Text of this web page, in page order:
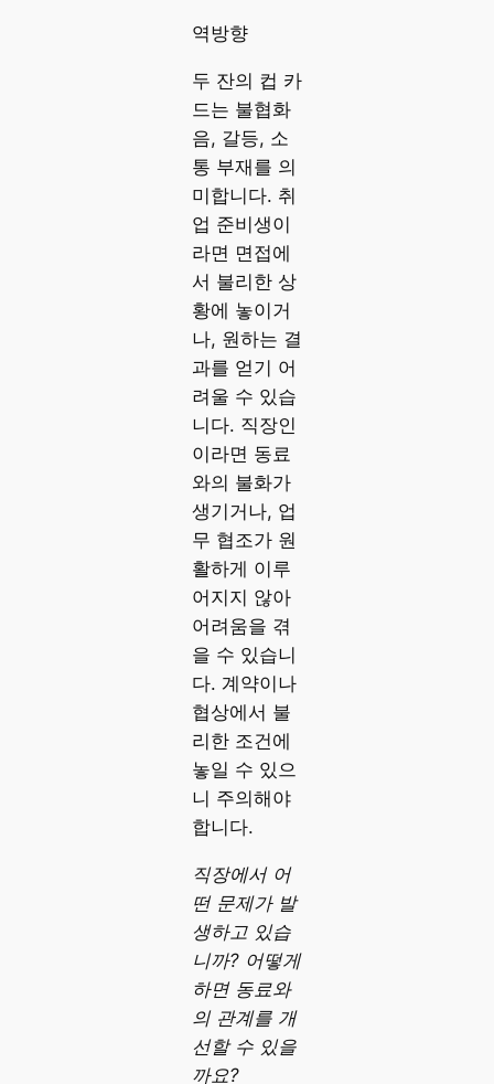
역방향
두 잔의 컵 카
드는 불협화
음, 갈등, 소
통 부재를 의
미합니다. 취
업 준비생이
라면 면접에
서 불리한 상
황에 놓이거
나, 원하는 결
과를 얻기 어
려울 수 있습
니다. 직장인
이라면 동료
와의 불화가
생기거나, 업
무 협조가 원
활하게 이루
어지지 않아
어려움을 겪
을 수 있습니
다. 계약이나
협상에서 불
리한 조건에
놓일 수 있으
니 주의해야
합니다.
직장에서 어
떤 문제가 발
생하고 있습
니까? 어떻게
하면 동료와
의 관계를 개
선할 수 있을
까요?